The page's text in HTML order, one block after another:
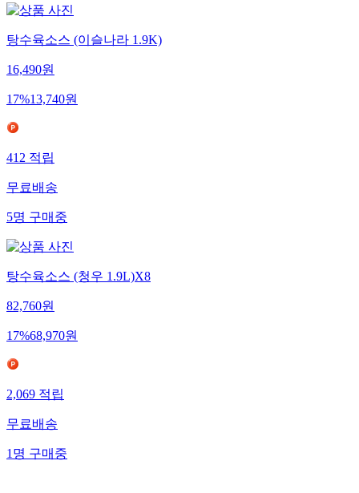
탕수육소스 (이슬나라 1.9K)
16,490원
17%13,740원
412 적립
무료배송
5명 구매중
탕수육소스 (청우 1.9L)X8
82,760원
17%68,970원
2,069 적립
무료배송
1 명 구매중